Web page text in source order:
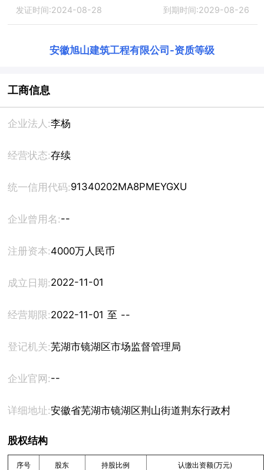
发证时间:2024-08-28 到期时间:2029-08-26
安徽旭山建筑工程有限公司 -资质等级
工商信息
企业法人:李杨
经营状态:存续
统一信用代码:91340202MA8PMEYGXU
企业曾用名:--
注册资本:4000万人民币
成立日期:2022-11-01
经营期限: 2022-11-01 至 --
登记机关:芜湖市镜湖区市场监督管理局
企业官网:--
详细地址:安徽省芜湖市镜湖区荆山街道荆东行政村荆南自
股权结构
序号 股东 持股比例 认缴出资额(万元)